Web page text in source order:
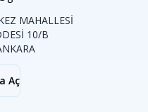
MAHALLESİ
10/B
Aç